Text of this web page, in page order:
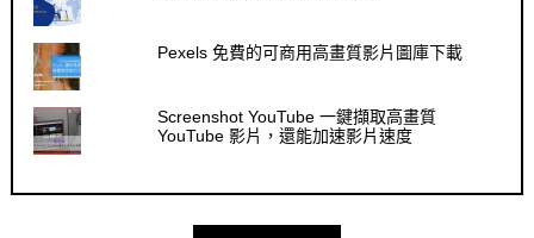
Pexels 免費的可商用高畫質影片圖庫下載
Screenshot YouTube 一鍵擷取高畫質
YouTube 影片，還能加速影片速度